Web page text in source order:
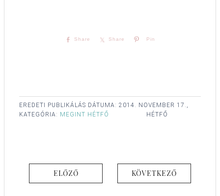
Share Share Pin
EREDETI PUBLIKÁLÁS DÁTUMA: 2014. NOVEMBER 17.,
HÉTFŐ
KATEGÓRIA: MEGINT HÉTFŐ
ELŐZŐ KÖVETKEZŐ